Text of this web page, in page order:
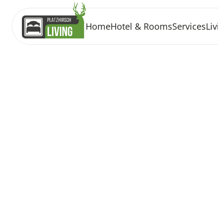
HomeHotel & RoomsServices